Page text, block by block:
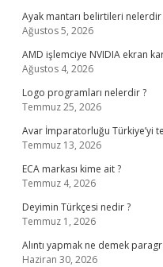
Ayak mantarı belirtileri nelerdir
Ağustos 5, 2026
AMD işlemciye NVIDIA ekran
Ağustos 4, 2026
Logo programları nelerdir ?
Temmuz 25, 2026
Avar İmparatorluğu Türkiye’yi
Temmuz 13, 2026
ECA markası kime ait ?
Temmuz 4, 2026
Deyimin Türkçesi nedir ?
Temmuz 1, 2026
Alıntı yapmak ne demek
Haziran 30, 2026